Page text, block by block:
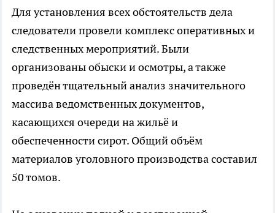
Для установления всех обстоятельств дела
следователи провели комплекс оперативных и
следственных мероприятий. Были
организованы обыски и осмотры, а также
проведён тщательный анализ значительного
массива ведомственных документов,
касающихся очереди на жильё и
обеспеченности сирот. Общий объём
материалов уголовного производства составил
50 томов.